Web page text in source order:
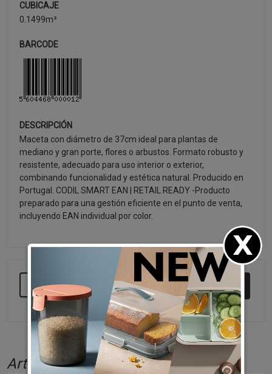
CUBICAJE
0.1499m³
BARCODE
DESCRIPCIÓN
Maceta con diámetro de 37cm ideal para plantas de
mediano y gran porte, flores o arbustos. Formato robusto y
resistente, adecuado para uso interior o exterior,
combinando funcionalidad y estética natural. Producido en
Portugal. CODIL SMART EAN | RETAIL READY -Producto
preparado para una gestión eficiente en el punto de venta,
incluyendo EAN individual por color.
SEGUIR COMPRANDO
Artículos relacionados